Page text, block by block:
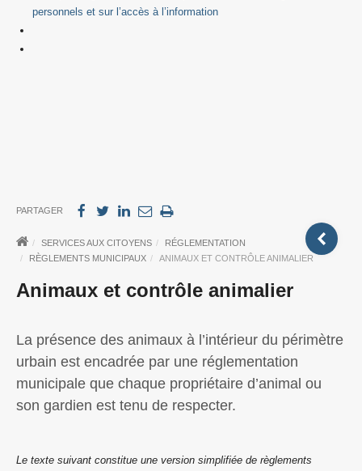
personnels et sur l’accès à l’information
PARTAGER
SERVICES AUX CITOYENS
RÉGLEMENTATION
RÈGLEMENTS MUNICIPAUX
ANIMAUX ET CONTRÔLE ANIMALIER
Animaux et contrôle animalier
La présence des animaux à l’intérieur du périmètre
urbain est encadrée par une réglementation
municipale que chaque propriétaire d’animal ou
son gardien est tenu de respecter.
Le texte suivant constitue une version simplifiée de règlements